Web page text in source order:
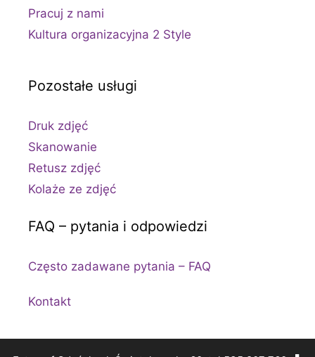
Pracuj z nami
Kultura organizacyjna 2 Style
Pozostałe usługi
Druk zdjęć
Skanowanie
Retusz zdjęć
Kolaże ze zdjęć
FAQ – pytania i odpowiedzi
Często zadawane pytania – FAQ
Kontakt